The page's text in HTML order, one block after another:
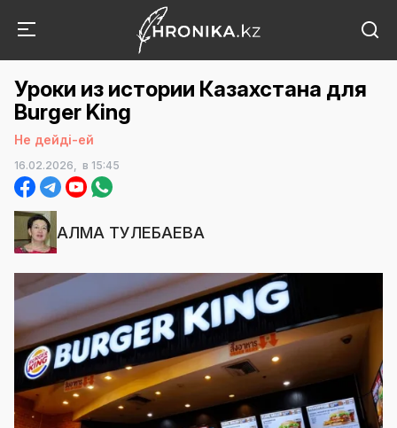
Уроки из истории Казахстана для
Burger King
Не дейді-ей
16.02.2026, в 15:45
АЛМА ТУЛЕБАЕВА